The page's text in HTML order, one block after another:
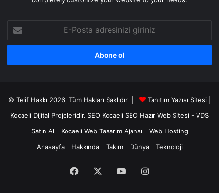
Posta
adresinizi
© Telif Hakkı 2026, Tüm Hakları Saklıdır |
Tanıtım Yazısı Sitesi |
Kocaeli Dijital Projeleridir. SEO Kocaeli SEO Hazır Web Sitesi - VDS
Satın Al - Kocaeli Web Tasarım Ajansı - Web Hosting
Anasayfa
Hakkında Takım Dünya Teknoloji
Facebook YouTubeInstagram